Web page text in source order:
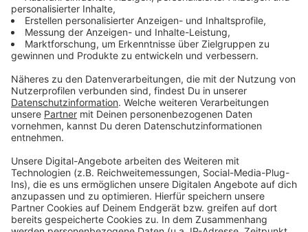
Wir verwenden einen Service eines
Drittanbieters, um Videoinhalte
einzubetten. Dieser Service kann
sammeln. Bitte lesen Sie die
Details durch und stimmen Sie der
Nutzung des Service zu, um dieses
Mehr Informationen
Akzeptieren
powered byUsercentrics Consent
Fünf für Bosse
Anzeige